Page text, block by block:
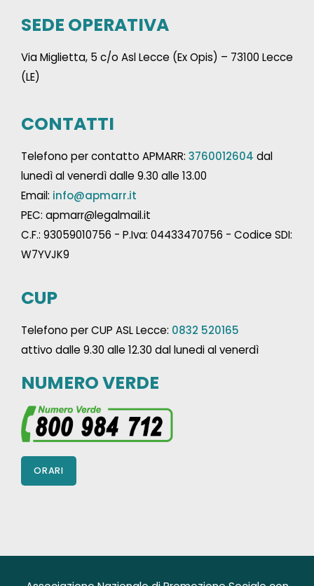
SEDE OPERATIVA
Via Miglietta, 5 c/o Asl Lecce (Ex Opis) – 73100 Lecce
(LE)
CONTATTI
Telefono per contatto APMARR: 3760012604 dal
lunedì al venerdì dalle 9.30 alle 13.00
Email: info@apmarr.it
PEC: apmarr@legalmail.it
C.F.: 93059010756 - P.Iva: 04433470756 - Codice SDI:
W7YVJK9
CUP
Telefono per CUP ASL Lecce: 0832 520165
attivo dalle 9.30 alle 12.30 dal lunedi al venerdì
NUMERO VERDE
ORARI